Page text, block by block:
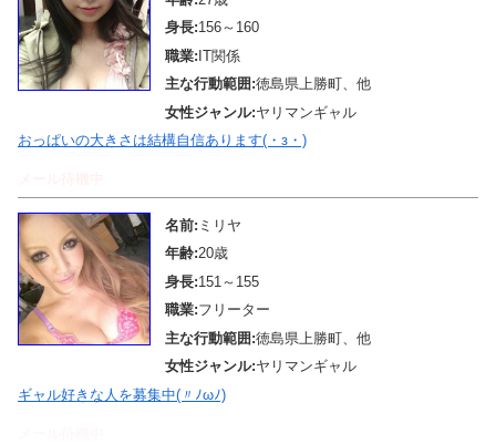
身長:156～160
職業:IT関係
主な行動範囲:徳島県上勝町、他
女性ジャンル:ヤリマンギャル
おっぱいの大きさは結構自信あります(・з・)
名前: ミリヤ
年齢:20歳
身長:151～155
職業:フリーター
主な行動範囲:徳島県上勝町、他
女性ジャンル:ヤリマンギャル
ギャル好きな人を募集中(〃ﾉωﾉ)